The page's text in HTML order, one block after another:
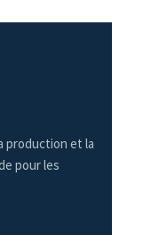
production et la
pour les